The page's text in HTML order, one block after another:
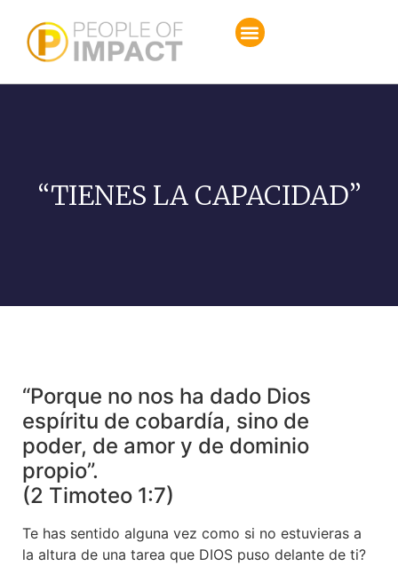
“TIENES LA CAPACIDAD”
“Porque no nos ha dado Dios
espíritu de cobardía, sino de
poder, de amor y de dominio
propio”.
(2 Timoteo 1:7)
Te has sentido alguna vez como si no estuvieras a
la altura de una tarea que DIOS puso delante de ti?